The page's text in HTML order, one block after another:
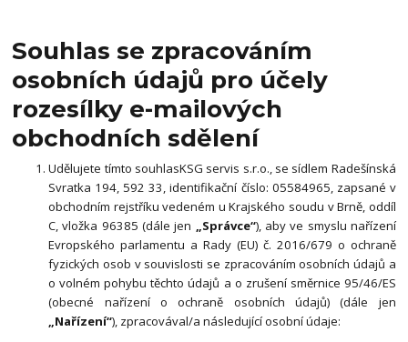
Souhlas se zpracováním
osobních údajů pro účely
rozesílky e-mailových
obchodních sdělení
Udělujete tímto souhlasKSG servis s.r.o., se sídlem Radešínská
Svratka 194, 592 33, identifikační číslo: 05584965, zapsané v
obchodním rejstříku vedeném u Krajského soudu v Brně, oddíl
C, vložka 96385 (dále jen
„Správce“), aby ve smyslu nařízení
Evropského parlamentu a Rady (EU) č. 2016/679 o ochraně
fyzických osob v souvislosti se zpracováním osobních údajů a
o volném pohybu těchto údajů a o zrušení směrnice 95/46/ES
(obecné nařízení o ochraně osobních údajů) (dále jen
„Nařízení“), zpracovával/a následující osobní údaje: